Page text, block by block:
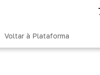
Voltar à Plataforma